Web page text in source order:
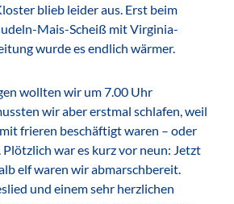
blieb leider aus. Erst beim
Mais-Scheiß mit Virginia-
wurde es endlich wärmer.
wollten wir um 7.00 Uhr
wir aber erstmal schlafen, weil
frieren beschäftigt waren – oder
war es kurz vor neun: Jetzt
elf waren wir abmarschbereit.
und einem sehr herzlichen